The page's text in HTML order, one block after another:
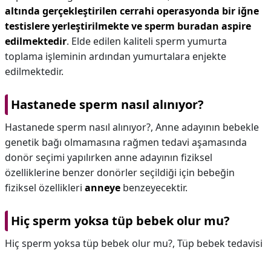
altında gerçekleştirilen cerrahi operasyonda bir iğne
testislere yerleştirilmekte ve sperm buradan aspire
edilmektedir. Elde edilen kaliteli sperm yumurta
toplama işleminin ardından yumurtalara enjekte
edilmektedir.
Hastanede sperm nasıl alınıyor?
Hastanede sperm nasıl alınıyor?, Anne adayının bebekle
genetik bağı olmamasına rağmen tedavi aşamasında
donör seçimi yapılırken anne adayının fiziksel
özelliklerine benzer donörler seçildiği için bebeğin
fiziksel özellikleri anneye benzeyecektir.
Hiç sperm yoksa tüp bebek olur mu?
Hiç sperm yoksa tüp bebek olur mu?, Tüp bebek tedavisi